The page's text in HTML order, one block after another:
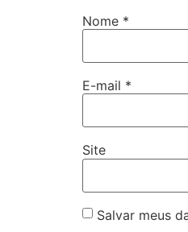
Nome *
E-mail *
Site
Salvar meus